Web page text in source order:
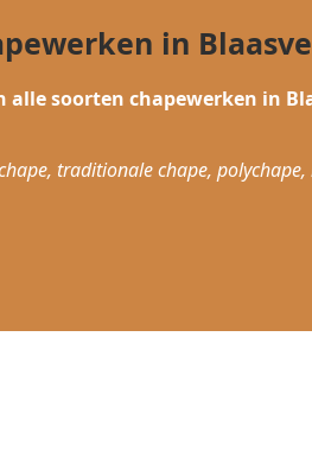
in
alle soorten chapewerken in
traditionale chape,